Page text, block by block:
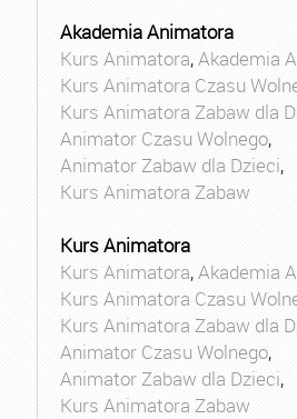
Akademia Animatora
Kurs Animatora,Akademia
Kurs Animatora Czasu
Kurs Animatora Zabaw dla
Animator Czasu Wolnego,
Animator Zabaw dla Dzieci,
Kurs Animatora Zabaw
Kurs Animatora
Kurs Animatora,Akademia
Kurs Animatora Czasu
Kurs Animatora Zabaw dla
Animator Czasu Wolnego,
Animator Zabaw dla Dzieci,
Kurs Animatora Zabaw